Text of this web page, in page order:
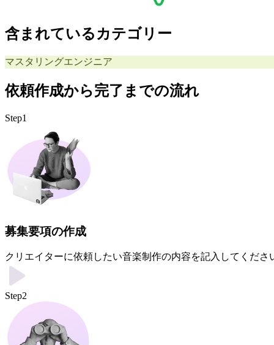
含まれているカテゴリー
マスタリングエンジニア
依頼作成から完了までの流れ
Step1
募集要項の作成
クリエイターに依頼したい音楽制作の内容を記入してくださ
Step2